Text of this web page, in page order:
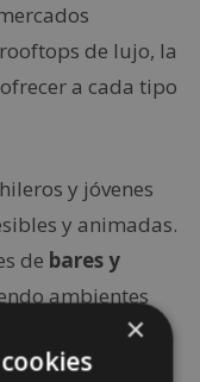
de lujo, la
a cada tipo
y jóvenes
y animadas.
de bares y
ambientes
Bangkok
una de las
×